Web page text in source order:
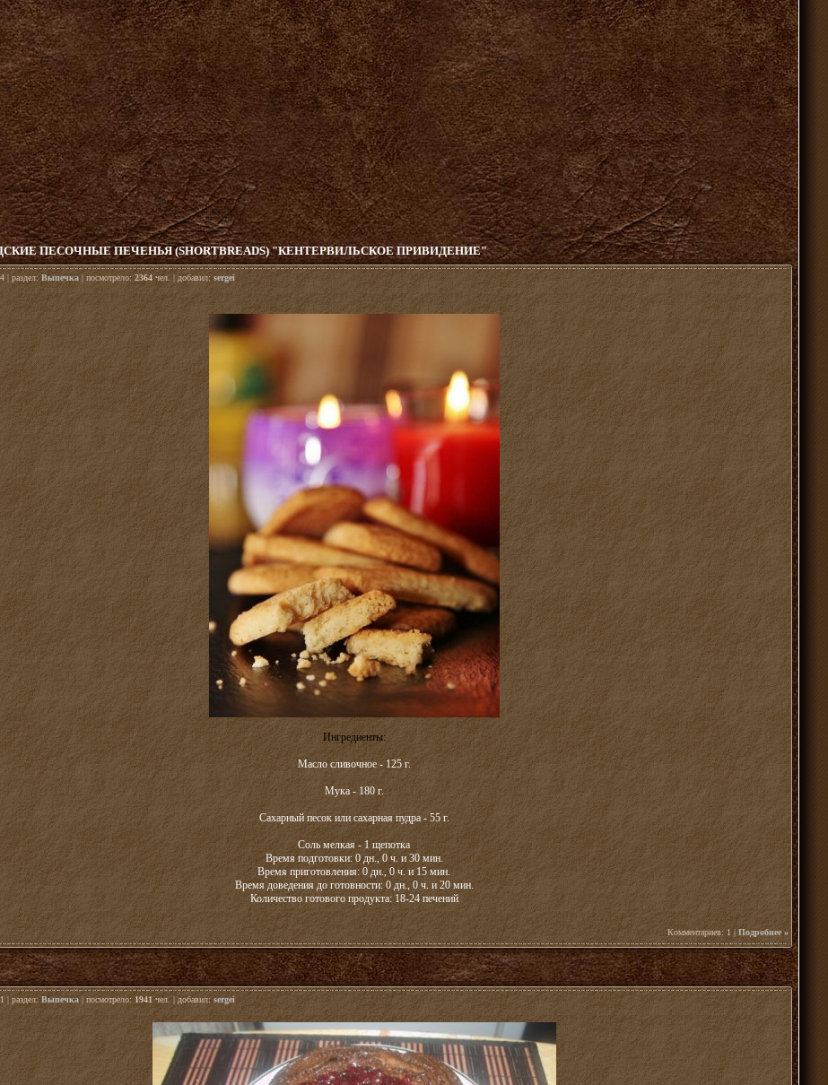
ПЕСОЧНЫЕ ПЕЧЕНЬЯ (SHORTBREADS) "КЕНТЕРВИЛЬСКОЕ ПРИВИДЕНИЕ"
| раздел:Выпечка | посмотрело:2364чел. | добавил:sergei
Ингредиенты:
Масло сливочное - 125 г.
Мука - 180 г.
Сахарный песок или сахарная пудра - 55 г.
Соль мелкая - 1 щепотка
Время подготовки: 0 дн., 0 ч. и 30 мин.
Время приготовления: 0 дн., 0 ч. и 15 мин.
Время доведения до готовности: 0 дн., 0 ч. и 20 мин.
Количество готового продукта: 18-24 печений
Комментариев: 1 |Подробнее »
| раздел:Выпечка | посмотрело:1941чел. | добавил:sergei